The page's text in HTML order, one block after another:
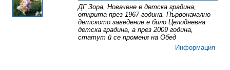
ДГ Зора, Новачене е детска градина,
открита през 1967 година. Първоначално
детското заведение е било Целодневна
детска градина, а през 2009 година,
статут й се променя на Обед
Информация